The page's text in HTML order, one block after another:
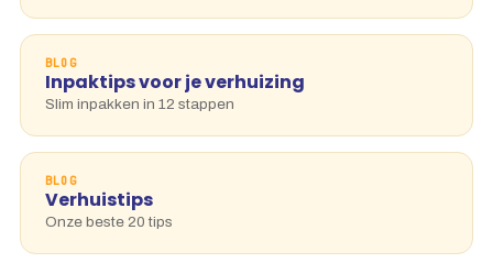
BLOG
Inpaktips voor je verhuizing
Slim inpakken in 12 stappen
BLOG
Verhuistips
Onze beste 20 tips